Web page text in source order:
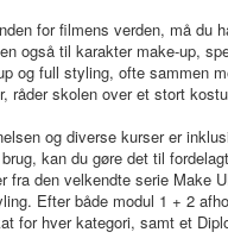
for filmens verden, må du
også til karakter make-up,
og full styling, ofte sammen
råder skolen over et stort
og diverse kurser er
kan du gøre det til
fra den velkendte serie Make
Efter både modul 1 + 2
for hver kategori, samt et